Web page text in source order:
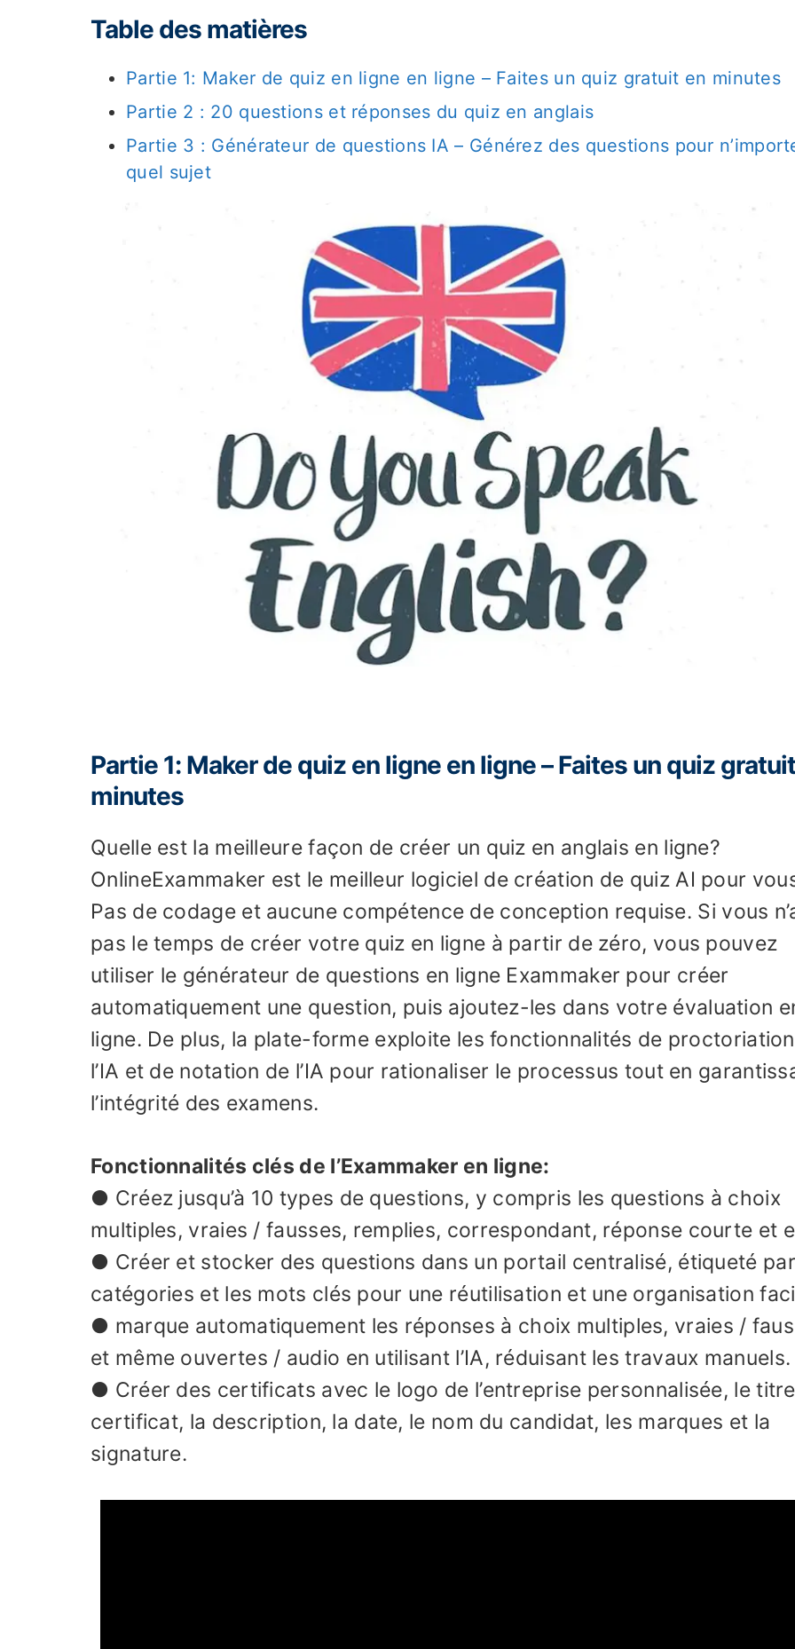
Table des matières
Partie 1: Maker de quiz en ligne en ligne – Faites un quiz gratuit en minutes
Partie 2 : 20 questions et réponses du quiz en anglais
Partie 3 : Générateur de questions IA – Générez des questions pour
quel sujet
Partie 1: Maker de quiz en ligne en ligne – Faites un quiz
minutes
Quelle est la meilleure façon de créer un quiz en anglais en ligne?
OnlineExammaker est le meilleur logiciel de création de quiz AI pour
Pas de codage et aucune compétence de conception requise. Si vous
pas le temps de créer votre quiz en ligne à partir de zéro, vous pouvez
utiliser le générateur de questions en ligne Exammaker pour créer
automatiquement une question, puis ajoutez-les dans votre évaluation
ligne. De plus, la plate-forme exploite les fonctionnalités de
l’IA et de notation de l’IA pour rationaliser le processus tout en
l’intégrité des examens.
Fonctionnalités clés de l’Exammaker en ligne:
● Créez jusqu’à 10 types de questions, y compris les questions à choix
multiples, vraies / fausses, remplies, correspondant, réponse courte et
● Créer et stocker des questions dans un portail centralisé, étiqueté
catégories et les mots clés pour une réutilisation et une organisation
● marque automatiquement les réponses à choix multiples, vraies /
et même ouvertes / audio en utilisant l’IA, réduisant les travaux manuels.
● Créer des certificats avec le logo de l’entreprise personnalisée, le
certificat, la description, la date, le nom du candidat, les marques et la
signature.